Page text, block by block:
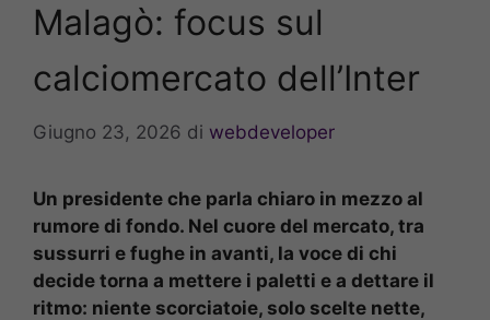
Malagò: focus sul
calciomercato dell’Inter
Giugno 23, 2026 di webdeveloper
Un presidente che parla chiaro in mezzo al
rumore di fondo. Nel cuore del mercato, tra
sussurri e fughe in avanti, la voce di chi
decide torna a mettere i paletti e a dettare il
ritmo: niente scorciatoie, solo scelte nette,